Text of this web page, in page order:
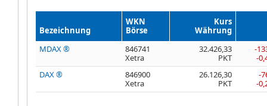
Bezeichnung
WKN
Börse
Kurs
Währung
MDAX ®
846741
Xetra
32.426,33
PKT
-
-
DAX ®
846900
Xetra
26.126,30
PKT
-
-